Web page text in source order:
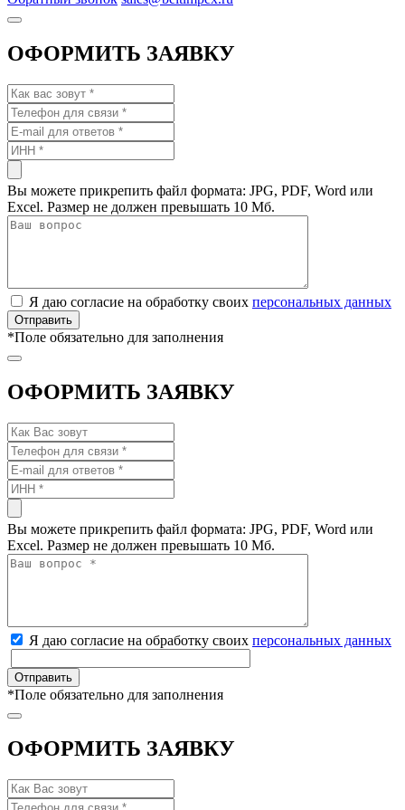
ОФОРМИТЬ ЗАЯВКУ
Вы можете прикрепить файл формата: JPG, PDF, Word или
Excel. Размер не должен превышать 10 Мб.
Я даю согласие на обработку своих персональных данных
*Поле обязательно для заполнения
ОФОРМИТЬ ЗАЯВКУ
Вы можете прикрепить файл формата: JPG, PDF, Word или
Excel. Размер не должен превышать 10 Мб.
Я даю согласие на обработку своих персональных данных
*Поле обязательно для заполнения
ОФОРМИТЬ ЗАЯВКУ